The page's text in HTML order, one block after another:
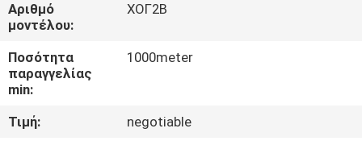
ΓΎΡΟΣ
ΕΡΓΟΣΤΑΣΊΩΝ
ΠΟΙΟΤΙΚΌΣ
Αριθμό
μοντέλου:
ΧΟΓ2Β
Ποσότητα
παραγγελίας
min:
1000meter
Τιμή:
negotiable